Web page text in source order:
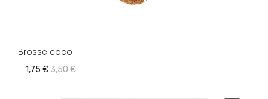
Brosse coco
1,75 €3,50 €